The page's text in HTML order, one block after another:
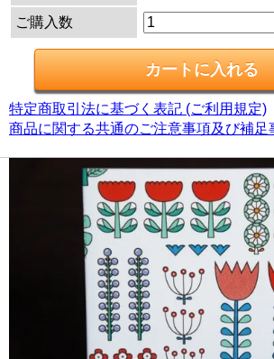
ご購入数
特定商取引法に基づく表記 (ご利用規定)
商品に関する共通のご注意事項及び補足